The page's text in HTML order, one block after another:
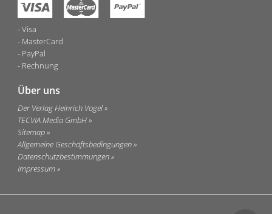
Visa
MasterCard
PayPal
Rechnung
Über uns
Der Verlag Heinrich Vogel
TECVIA Media GmbH
Sitemap
Allgemeine Geschäftsbedingungen
Datenschutzbestimmungen
Impressum